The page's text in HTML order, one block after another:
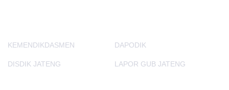
KEMENDIKDASMEN DAPODIK
DISDIK JATENG LAPOR GUB JATENG